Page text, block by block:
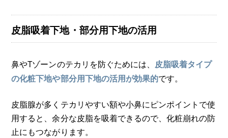
皮脂吸着下地・部分用下地の活用
鼻やTゾーンのテカリを防ぐためには、 皮脂吸着タイプ
の化粧下地や部分用下地の活用が効果的です。
皮脂腺が多くテカリやすい額や小鼻にピンポイントで使
用すると、余分な皮脂を吸着できるので、化粧崩れの防
止にもつながります。